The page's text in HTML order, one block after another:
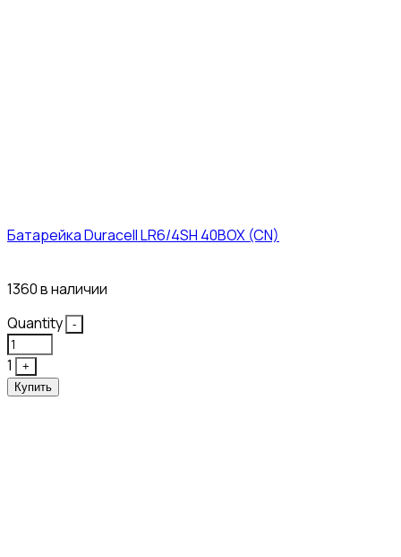
Батарейка Duracell LR6/4SH 40BOX (CN)
1360 в наличии
Quantity
-
1
+
Купить